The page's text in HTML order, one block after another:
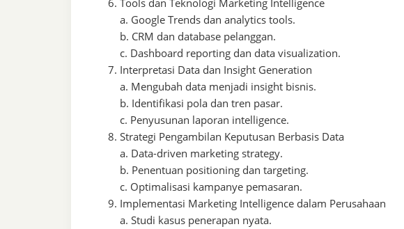
Tools dan Teknologi Marketing Intelligence
a. Google Trends dan analytics tools.
b. CRM dan database pelanggan.
c. Dashboard reporting dan data visualization.
Interpretasi Data dan Insight Generation
a. Mengubah data menjadi insight bisnis.
b. Identifikasi pola dan tren pasar.
c. Penyusunan laporan intelligence.
Strategi Pengambilan Keputusan Berbasis Data
a. Data-driven marketing strategy.
b. Penentuan positioning dan targeting.
c. Optimalisasi kampanye pemasaran.
Implementasi Marketing Intelligence dalam Perusahaan
a. Studi kasus penerapan nyata.